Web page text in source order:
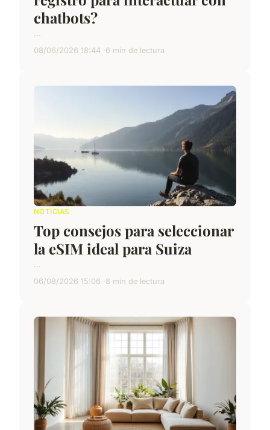
chatbots?
...
08/06/2026 18:44 6 min de lectura
NOTICIAS
Top consejos para seleccionar
la eSIM ideal para Suiza
...
06/08/2026 15:06 8 min de lectura